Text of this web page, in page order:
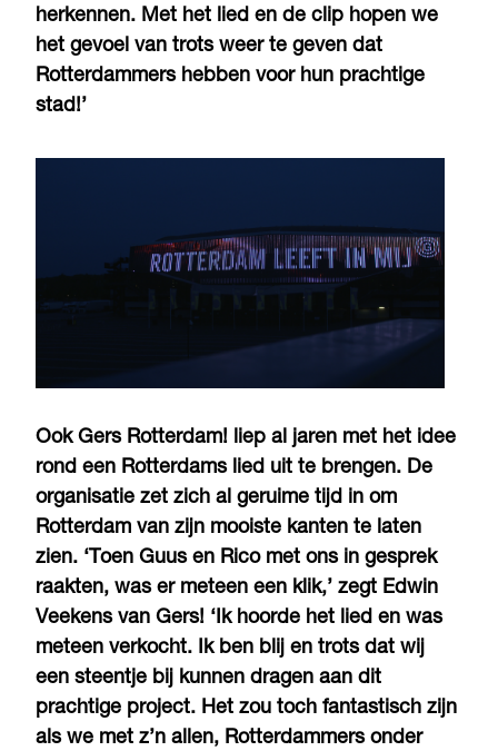
herkennen. Met het lied en de clip hopen we
het gevoel van trots weer te geven dat
Rotterdammers hebben voor hun prachtige
stad!’
Ook Gers Rotterdam! liep al jaren met het idee
rond een Rotterdams lied uit te brengen. De
organisatie zet zich al geruime tijd in om
Rotterdam van zijn mooiste kanten te laten
zien. ‘Toen Guus en Rico met ons in gesprek
raakten, was er meteen een klik,’ zegt Edwin
Veekens van Gers! ‘Ik hoorde het lied en was
meteen verkocht. Ik ben blij en trots dat wij
een steentje bij kunnen dragen aan dit
prachtige project. Het zou toch fantastisch zijn
als we met z’n allen, Rotterdammers onder